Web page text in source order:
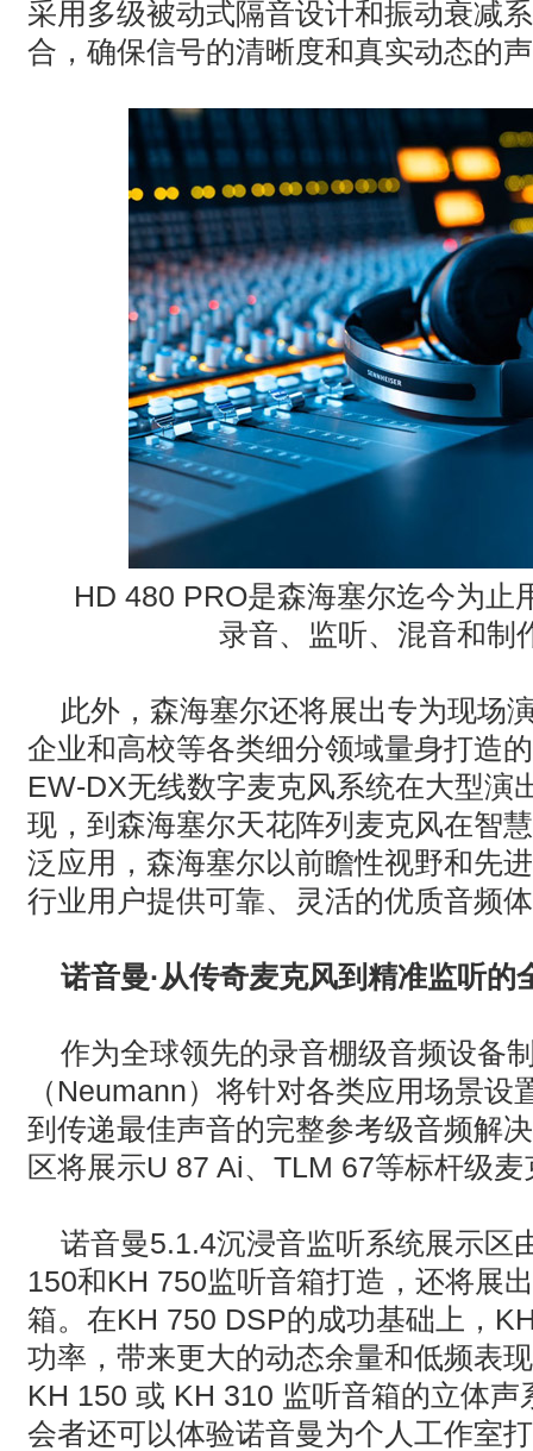
采用多级被动式隔音设计和振动衰减
合，确保信号的清晰度和真实动态的
HD 480 PRO是森海塞尔迄今为止
录音、监听、混音和制
此外，森海塞尔还将展出专为现场
企业和高校等各类细分领域量身打造
EW-DX无线数字麦克风系统在大型演
现，到森海塞尔天花阵列麦克风在智
泛应用，森海塞尔以前瞻性视野和先
行业用户提供可靠、灵活的优质音频
诺音曼·从传奇麦克风到精准监听的
作为全球领先的录音棚级音频设备
（Neumann）将针对各类应用场景
到传递最佳声音的完整参考级音频解
区将展示U 87 Ai、TLM 67等标杆级麦
诺音曼5.1.4沉浸音监听系统展示区
150和KH 750监听音箱打造，还将展
箱。在KH 750 DSP的成功基础上，
功率，带来更大的动态余量和低频表
KH 150 或 KH 310 监听音箱的立体
会者还可以体验诺音曼为个人工作室